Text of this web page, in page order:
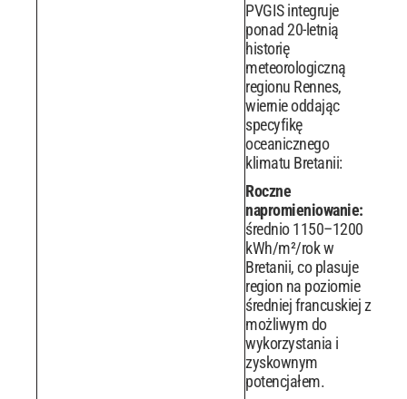
PVGIS integruje
ponad 20-letnią
historię
meteorologiczną
regionu Rennes,
wiernie oddając
specyfikę
oceanicznego
klimatu Bretanii:
Roczne
napromieniowanie:
średnio 1150–1200
kWh/m²/rok w
Bretanii, co plasuje
region na poziomie
średniej francuskiej z
możliwym do
wykorzystania i
zyskownym
potencjałem.